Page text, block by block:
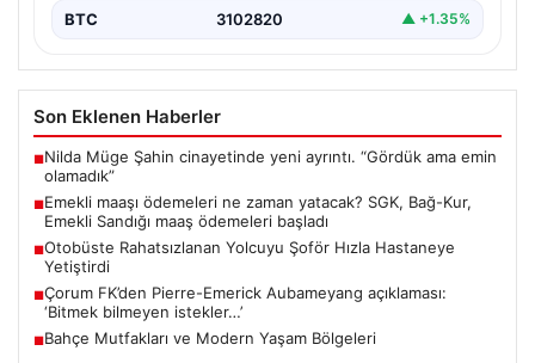
BTC 3102820 ▲ +1.35%
Son Eklenen Haberler
■Nilda Müge Şahin cinayetinde yeni ayrıntı. “Gördük ama emin
olamadık”
■Emekli maaşı ödemeleri ne zaman yatacak? SGK, Bağ-Kur,
Emekli Sandığı maaş ödemeleri başladı
■Otobüste Rahatsızlanan Yolcuyu Şoför Hızla Hastaneye
Yetiştirdi
■Çorum FK’den Pierre-Emerick Aubameyang açıklaması:
‘Bitmek bilmeyen istekler…’
■Bahçe Mutfakları ve Modern Yaşam Bölgeleri